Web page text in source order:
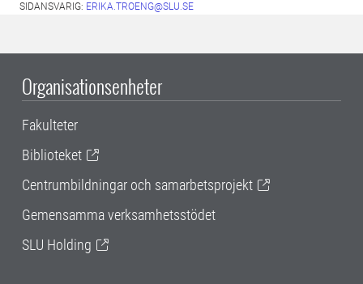
SIDANSVARIG: ERIKA.TROENG@SLU.SE
Organisationsenheter
Fakulteter
Biblioteket
Centrumbildningar och samarbetsprojekt
Gemensamma verksamhetsstödet
SLU Holding